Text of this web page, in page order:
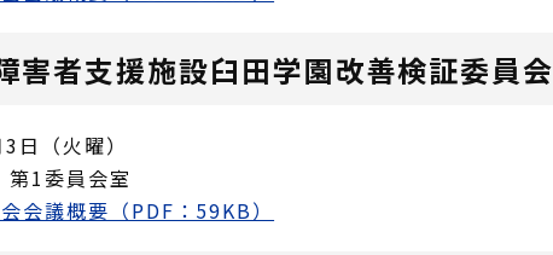
害者支援施設臼田学園改善検証委員会
（火曜）
1委員会室
会議概要（PDF：59KB）